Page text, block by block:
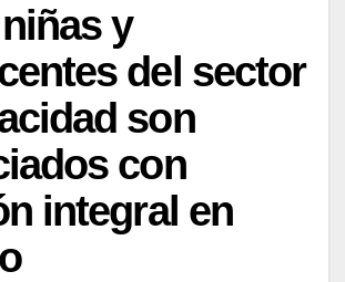
y
del sector
son
con
integral en